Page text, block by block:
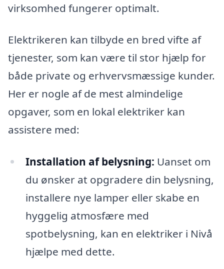
virksomhed fungerer optimalt.
Elektrikeren kan tilbyde en bred vifte af
tjenester, som kan være til stor hjælp for
både private og erhvervsmæssige kunder.
Her er nogle af de mest almindelige
opgaver, som en lokal elektriker kan
assistere med:
Installation af belysning: Uanset om
du ønsker at opgradere din belysning,
installere nye lamper eller skabe en
hyggelig atmosfære med
spotbelysning, kan en elektriker i Nivå
hjælpe med dette.